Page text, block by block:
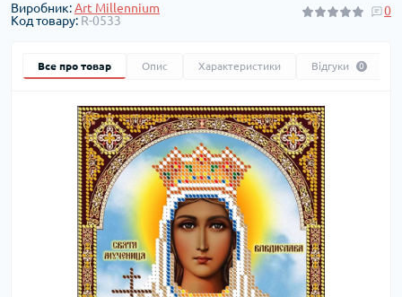
Виробник:Art Millennium
Код товару: R-0533
0
Все про товар Опис Характеристики Відгуки 0